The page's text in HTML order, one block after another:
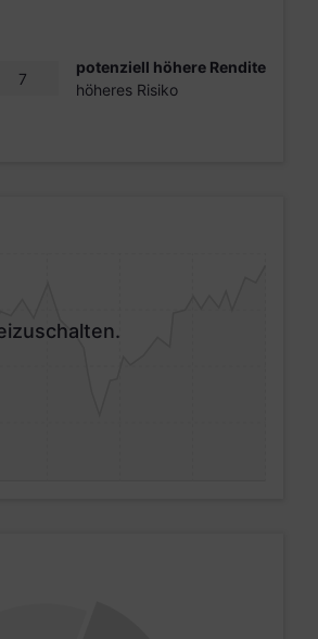
7
potenziell höhere Rendite
höheres Risiko